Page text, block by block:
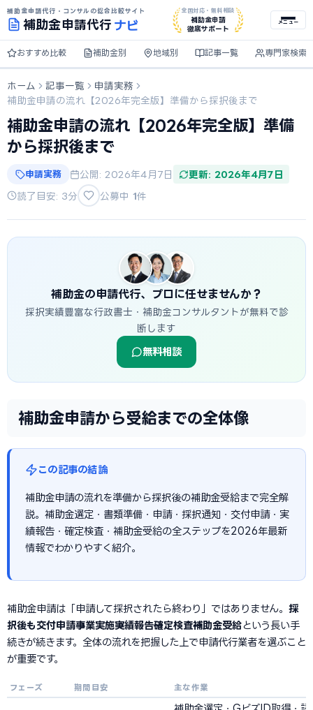
補助金申請代行・コンサルの総合比較サイト
補助金申請代行 ナビ
全国対応・無料相談
補助金申請
徹底サポート
メニュー
おすすめ比較 補助金別 地域別 記事一覧 専門家検索
ホーム 記事一覧
申請実務
補助金申請の流れ【2026年完全版】準備から採択後まで
補助金申請の流れ【2026年完全版】準備
から採択後まで
申請実務 公開: 2026年4月7日 更新: 2026年4月7日
読了目安: 3分 公募中 1件
補助金の申請代行、プロに任せませんか？
採択実績豊富な行政書士・補助金コンサルタントが無料で診
断します
無料相談
補助金申請から受給までの全体像
この記事の結論
補助金申請の流れを準備から採択後の補助金受給まで完全解
説。補助金選定・書類準備・申請・採択通知・交付申請・実
績報告・確定検査・補助金受給の全ステップを2026年最新
情報でわかりやすく紹介。
補助金申請は「申請して採択されたら終わり」ではありません。 採
択後も交付申請→事業実施→実績報告→確定検査→補助金受給 という長い手
続きが続きます。全体の流れを把握した上で申請代行業者を選ぶこと
が重要です。
フェーズ 期間目安 主な作業